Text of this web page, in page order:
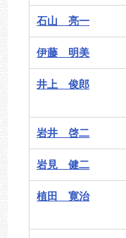
石山 亮一
伊藤 明美
井上 俊郎
岩井 啓二
岩見 健二
植田 寛治